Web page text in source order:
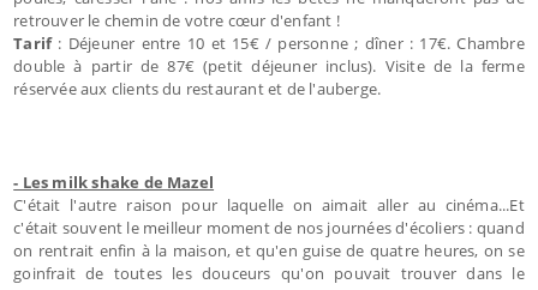
retrouver le chemin de votre cœur d'enfant !
Tarif : Déjeuner entre 10 et 15€ / personne ; dîner : 17€. Chambre
double à partir de 87€ (petit déjeuner inclus). Visite de la ferme
réservée aux clients du restaurant et de l'auberge.
- Les milk shake de Mazel
C'était l'autre raison pour laquelle on aimait aller au cinéma...Et
c'était souvent le meilleur moment de nos journées d'écoliers : quand
on rentrait enfin à la maison, et qu'en guise de quatre heures, on se
goinfrait de toutes les douceurs qu'on pouvait trouver dans le